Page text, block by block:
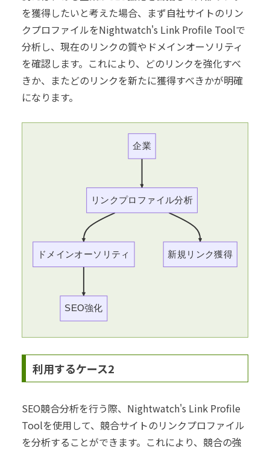
を獲得したいと考えた場合、まず自社サイトのリン
クプロファイルをNightwatch's Link Profile Toolで
分析し、現在のリンクの質やドメインオーソリティ
を確認します。これにより、どのリンクを強化すべ
きか、またどのリンクを新たに獲得すべきかが明確
になります。
企業
リンクプロファイル分析
ドメインオーソリティ 新規リンク獲得
SEO強化
利用するケース2
SEO競合分析を行う際、Nightwatch's Link Profile
Toolを使用して、競合サイトのリンクプロファイル
を分析することができます。これにより、競合の強